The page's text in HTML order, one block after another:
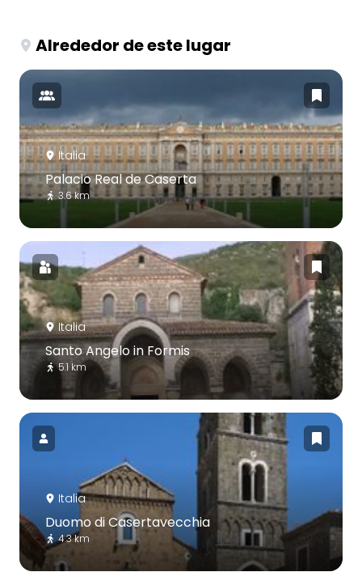
Alrededor de este lugar
Italia
Palacio Real de Caserta
3.6 km
Italia
Santo Angelo in Formis
5.1 km
Italia
Duomo di Casertavecchia
4.3 km